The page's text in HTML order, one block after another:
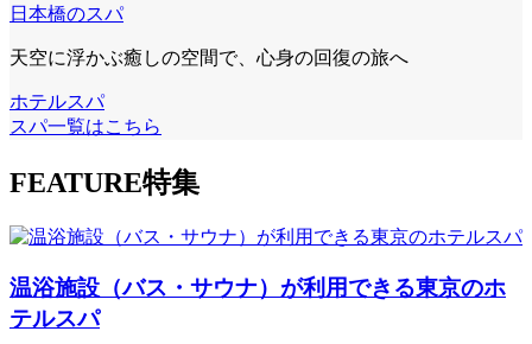
日本橋のスパ
天空に浮かぶ癒しの空間で、心身の回復の旅へ
ホテルスパ
スパ一覧はこちら
FEATURE特集
温浴施設（バス・サウナ）が利用できる東京のホ
テルスパ